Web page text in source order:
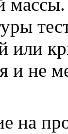
или
и не
на